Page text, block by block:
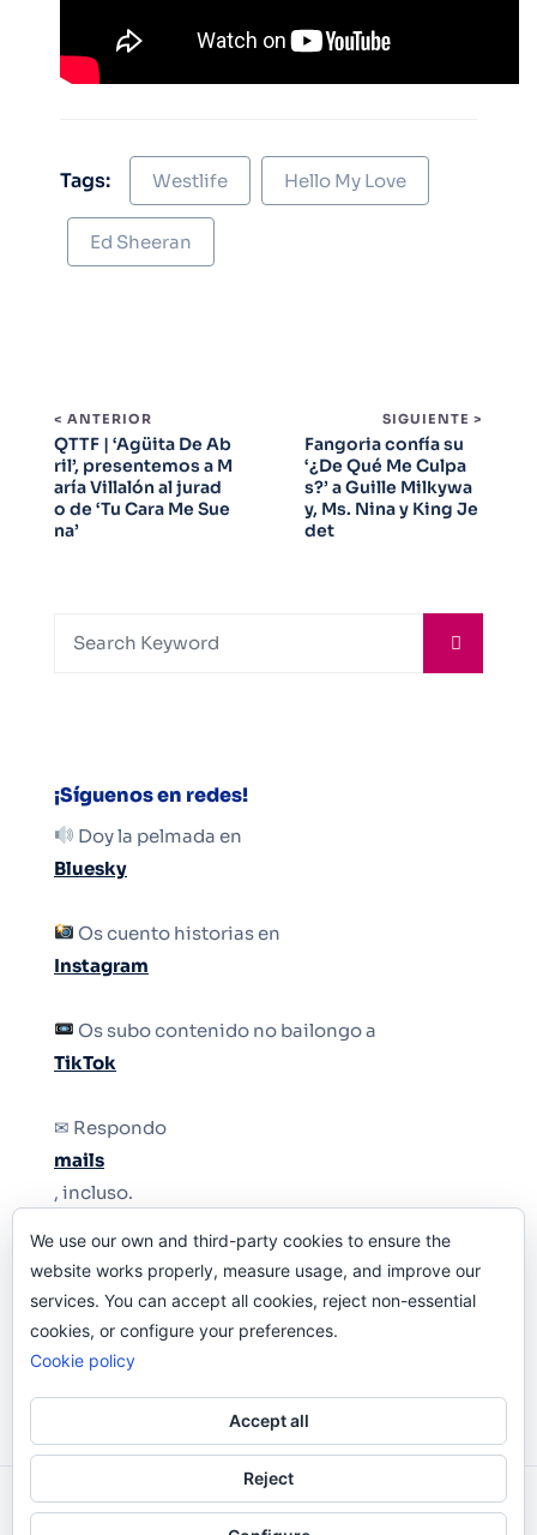
Tags: Westlife Hello My Love
Ed Sheeran
< ANTERIOR
QTTF | ‘Agüita De Ab
ril’, presentemos a M
aría Villalón al jurad
o de ‘Tu Cara Me Sue
na’
SIGUIENTE >
Fangoria confía su
‘¿De Qué Me Culpa
s?’ a Guille Milkywa
y, Ms. Nina y King Je
det
¡Síguenos en redes!
Doy la pelmada en
Bluesky
Os cuento historias en
Instagram
Os subo contenido no bailongo a
TikTok
✉ Respondo
mails
, incluso.
Y si una persona no puede tener teléfono, que
le quiten el teléfono.
Odi O'Malley © 2016-2025. Todos Los Derechos
We use our own and third-party cookies to ensure the
website works properly, measure usage, and improve our
services. You can accept all cookies, reject non-essential
cookies, or configure your preferences.
Cookie policy
Accept all
Reject